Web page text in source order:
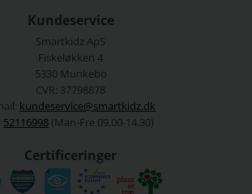
Kundeservice
Smartkidz ApS
Fiskeløkken 4
5330 Munkebo
CVR: 37798878
kundeservice@smartkidz.dk
52116998 (Man-Fre 09.00-14.30)
Certificeringer